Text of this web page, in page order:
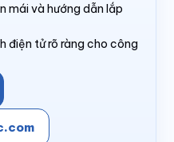
mái và hướng dẫn lắp
điện tử rõ ràng cho công